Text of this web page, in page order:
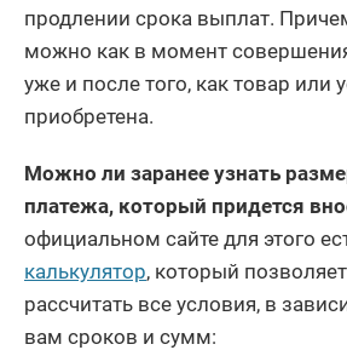
продлении срока выплат.
можно как в момент
уже и после того, как товар или
приобретена.
Можно ли заранее узнать
платежа, который придется
официальном сайте для этого
калькулятор, который
рассчитать все условия, в
вам сроков и сумм: